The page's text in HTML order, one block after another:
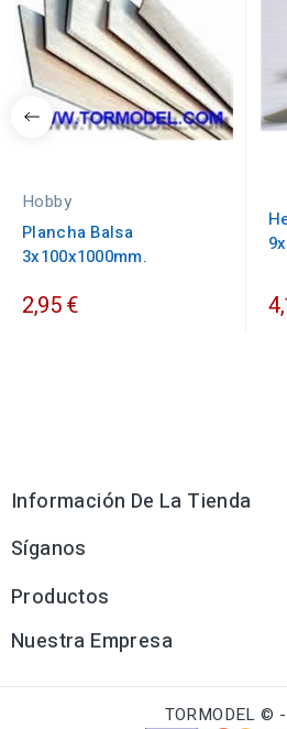
Hobby
Plancha Balsa
3x100x1000mm.
2,95 €
Información De La Tienda
Síganos
Productos
Nuestra Empresa
TORMODEL ©